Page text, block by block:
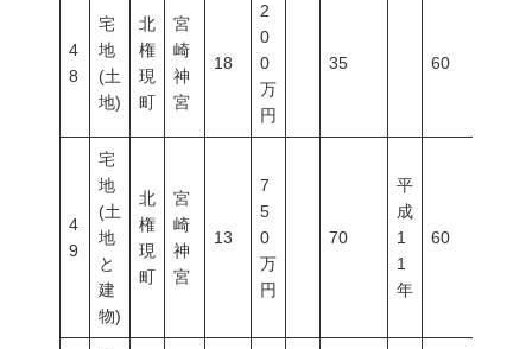
4
8
宅
地
(土
地)
北
権
現
町
宮
崎
神
宮
18
2
0
0
万
円
35 60
4
9
宅
地
(土
地
と
建
物)
北
権
現
町
宮
崎
神
宮
13
7
5
0
万
円
70
平
成
1
1
年
60